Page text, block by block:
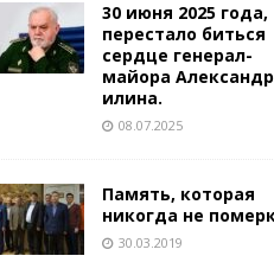
30 июня 2025 года,
перестало биться
сердце генерал-
майора
илина.
08.07.2025
Память, которая
никогда не
30.03.2019